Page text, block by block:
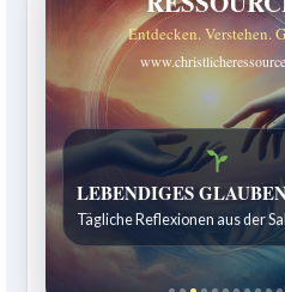
Entdecken. Verstehen.
Bibelgeschichten zum
Kindergeschichten für 7 bis 12